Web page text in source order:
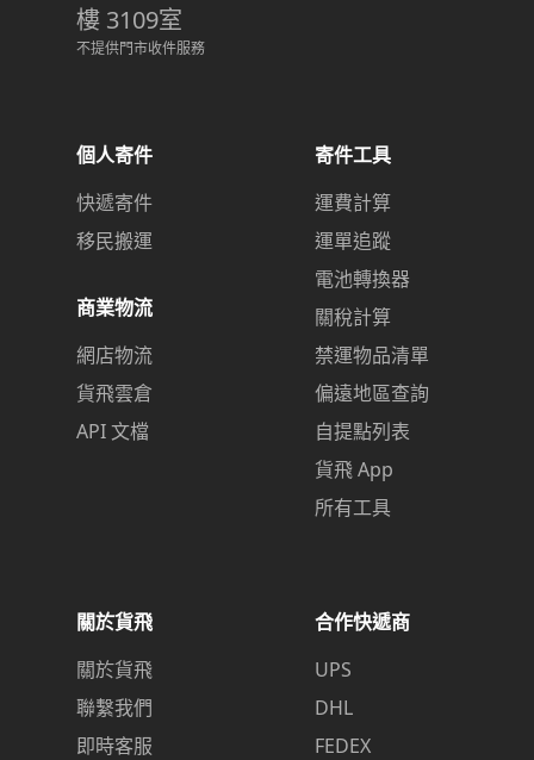
樓 3109室
不提供門市收件服務
個人寄件
快遞寄件
移民搬運
商業物流
網店物流
貨飛雲倉
API 文檔
寄件工具
運費計算
運單追蹤
電池轉換器
關稅計算
禁運物品清單
偏遠地區查詢
自提點列表
貨飛 App
所有工具
關於貨飛
關於貨飛
聯繫我們
即時客服
合作快遞商
UPS
DHL
FEDEX